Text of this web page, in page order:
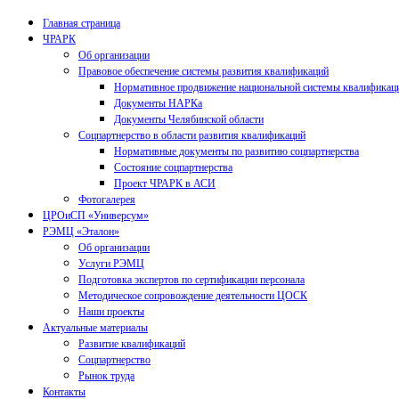
Главная страница
ЧРАРК
Об организации
Правовое обеспечение системы развития квалификаций
Нормативное продвижение национальной системы
Документы НАРКа
Документы Челябинской области
Соцпартнерство в области развития квалификаций
Нормативные документы по развитию соцпартнерства
Состояние соцпартнерства
Проект ЧРАРК в АСИ
Фотогалерея
ЦРОиСП «Универсум»
РЭМЦ «Эталон»
Об организации
Услуги РЭМЦ
Подготовка экспертов по сертификации персонала
Методическое сопровождение деятельности ЦОСК
Наши проекты
Актуальные материалы
Развитие квалификаций
Соцпартнерство
Рынок труда
Контакты